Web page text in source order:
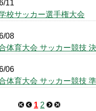
11
校サッカー選手権大会
08
体育大会 サッカー競技
06
体育大会 サッカー競技
1 2